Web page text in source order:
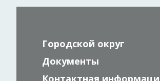
Городской округ
Документы
Контактная